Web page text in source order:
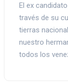
El ex
través de su
tierras
nuestro
todos los